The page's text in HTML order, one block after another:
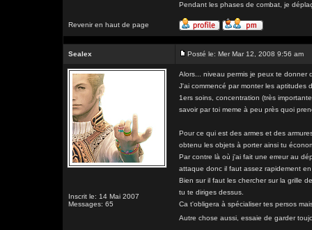
Pendant les phases de combat, je
Revenir en haut de page
Sealex Posté le: Mer Mar 12, 2008 9:56 am
Inscrit le: 14 Mai 2007
Messages: 65
Alors... niveau permis je peux te donner
J'ai commencé par monter les aptitudes
1ers soins, concentration (très
savoir par toi meme à peu près quoi
Pour ce qui est des armes et des
obtenu les objets à porter ainsi tu
Par contre là où j'ai fait une erreur au
attaque donc il faut assez rapidement
Bien sur il faut les chercher sur la grille
tu te diriges dessus.
Ca t'obligera à spécialiser tes persos
Autre chose aussi, essaie de garder